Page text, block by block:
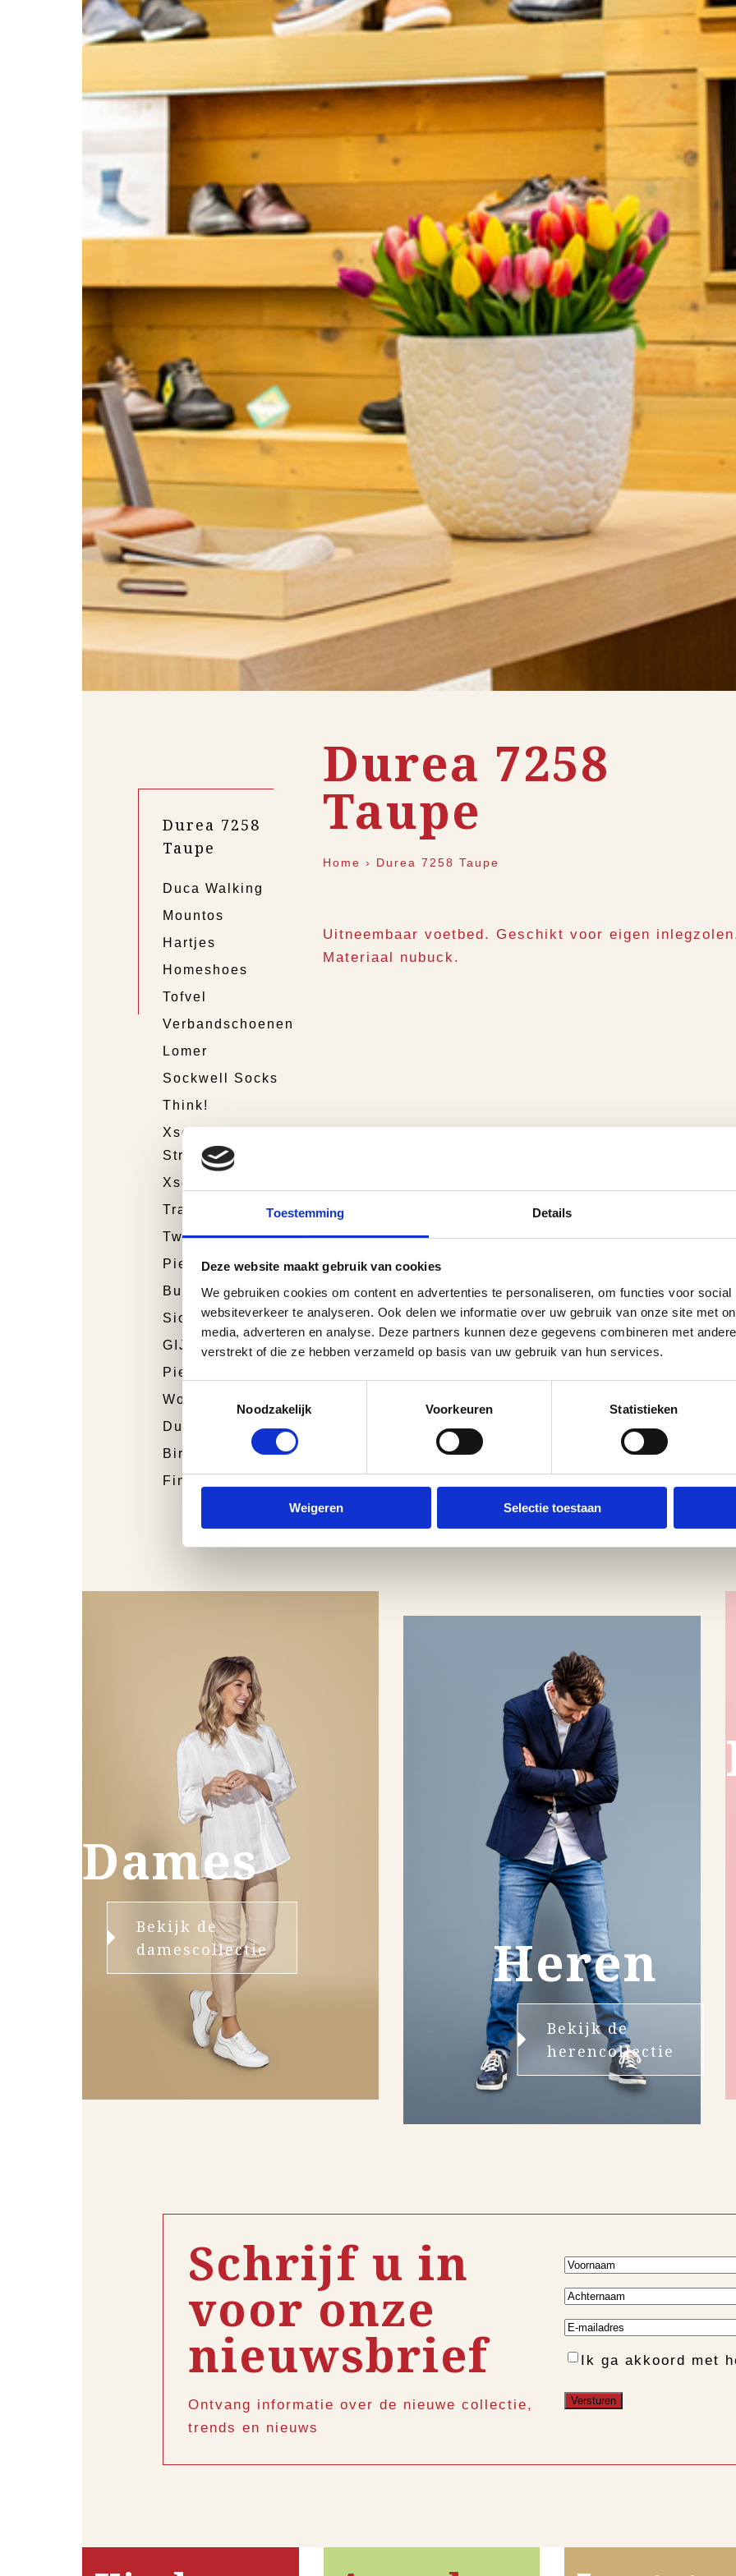
Toestemming Details
Deze website maakt gebruik van cookies
We gebruiken cookies om content en advertenties te personaliseren, om functies voor
websiteverkeer te analyseren. Ook delen we informatie over uw gebruik van onze site met
media, adverteren en analyse. Deze partners kunnen deze gegevens combineren met
verstrekt of die ze hebben verzameld op basis van uw gebruik van hun services.
Noodzakelijk
Voorkeuren Statistieken
Weigeren Selectie toestaan
Durea 7258
Taupe
Duca Walking
Mountos
Hartjes
Homeshoes
Tofvel
Verbandschoenen
Lomer
Sockwell Socks
Think!
Xsensible
Stretchwalker
Xsensible
Trackstyle
Twins
Piedro Sport
Bunnies Junior
Sioux
GIJS
Piedro
Wolky
Durea
Birkenstock
Finn Comfort
Durea 7258
Taupe
Home › Durea 7258 Taupe
Uitneembaar voetbed. Geschikt voor eigen
Materiaal nubuck.
Dames
Bekijk de
damescollectie
Heren
Bekijk de
herencollectie
Schrijf u in
voor onze
nieuwsbrief
Ontvang informatie over de nieuwe collectie,
trends en nieuws
Voornaam
Achternaam
E-
mailadres
Instemming
Ik ga akkoord met